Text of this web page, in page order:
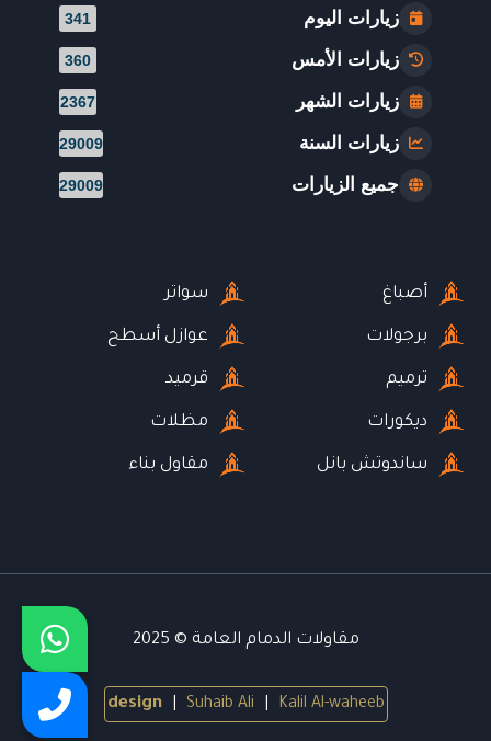
زيارات اليوم 341
زيارات الأمس 360
زيارات الشهر 2367
زيارات السنة 29009
جميع الزيارات 29009
أصباغ
برجولات
ترميم
ديكورات
ساندوتش بانل
سواتر
عوازل أسطح
قرميد
مظلات
مقاول بناء
مقاولات الدمام العامة © 2025
design Suhaib Ali Kalil Al-waheeb